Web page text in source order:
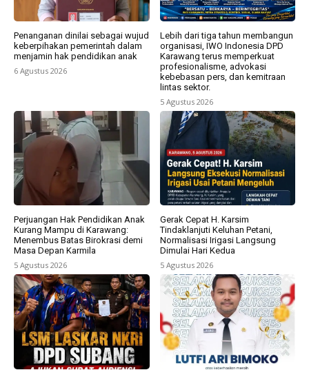
Penanganan dinilai sebagai wujud
keberpihakan pemerintah dalam
menjamin hak pendidikan anak
6 Agustus 2026
Lebih dari tiga tahun membangun
organisasi, IWO Indonesia DPD
Karawang terus memperkuat
profesionalisme, advokasi
kebebasan pers, dan kemitraan
lintas sektor.
5 Agustus 2026
Perjuangan Hak Pendidikan Anak
Kurang Mampu di Karawang:
Menembus Batas Birokrasi demi
Masa Depan Karmila
5 Agustus 2026
Gerak Cepat H. Karsim
Tindaklanjuti Keluhan Petani,
Normalisasi Irigasi Langsung
Dimulai Hari Kedua
5 Agustus 2026